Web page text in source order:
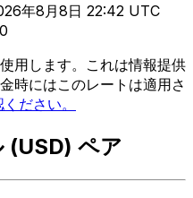
年8月8日 22:42 UTC
0
用します。これは情報提供
時にはこのレートは適用さ
ださい。
(USD) ペア